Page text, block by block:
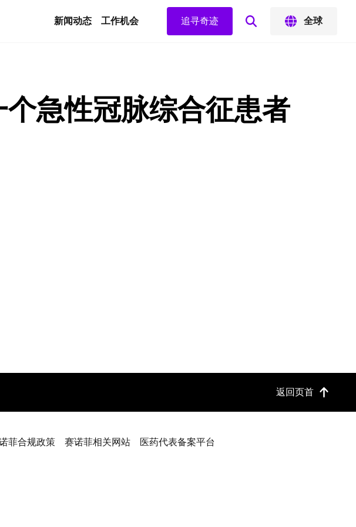
新闻动态 工作机会 追寻奇迹 全球
急性冠脉综合征患者
返回页首
菲合规政策 赛诺菲相关网站 医药代表备案平台